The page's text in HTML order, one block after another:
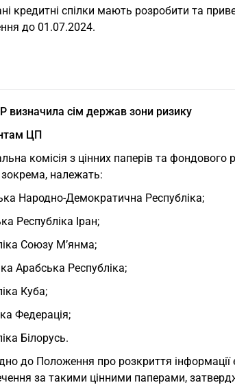
кредитні спілки мають розробити та
до 01.07.2024.
сім держав зони ризику
ЦП
комісія з цінних паперів та
зокрема, належать:
Народно-Демократична Республіка;
Республіка Іран;
Союзу М’янма;
Арабська Республіка;
Куба;
Федерація;
Білорусь.
до Положення про розкриття
за такими цінними паперами,